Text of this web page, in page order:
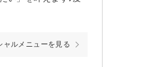
ャルメニューを見る